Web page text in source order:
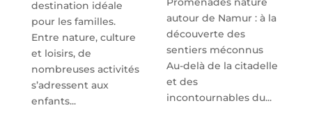
destination idéale
pour les familles.
Entre nature, culture
et loisirs, de
nombreuses activités
s’adressent aux
enfants...
autour de Namur : à la
découverte des
sentiers méconnus
Au-delà de la citadelle
et des
incontournables du...